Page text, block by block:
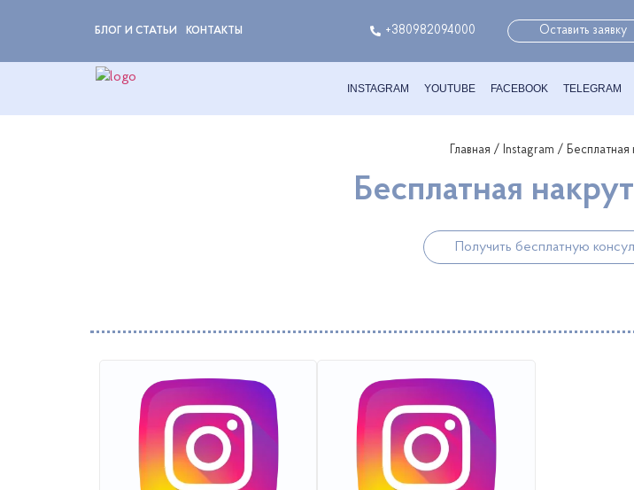
БЛОГ И СТАТЬИ КОНТАКТЫ +380982094000 Оставить заявку
INSTAGRAM YOUTUBE FACEBOOK TELEGRAM
Главная / Instagram / Бесплатная
Бесплатная
Получить бесплатную